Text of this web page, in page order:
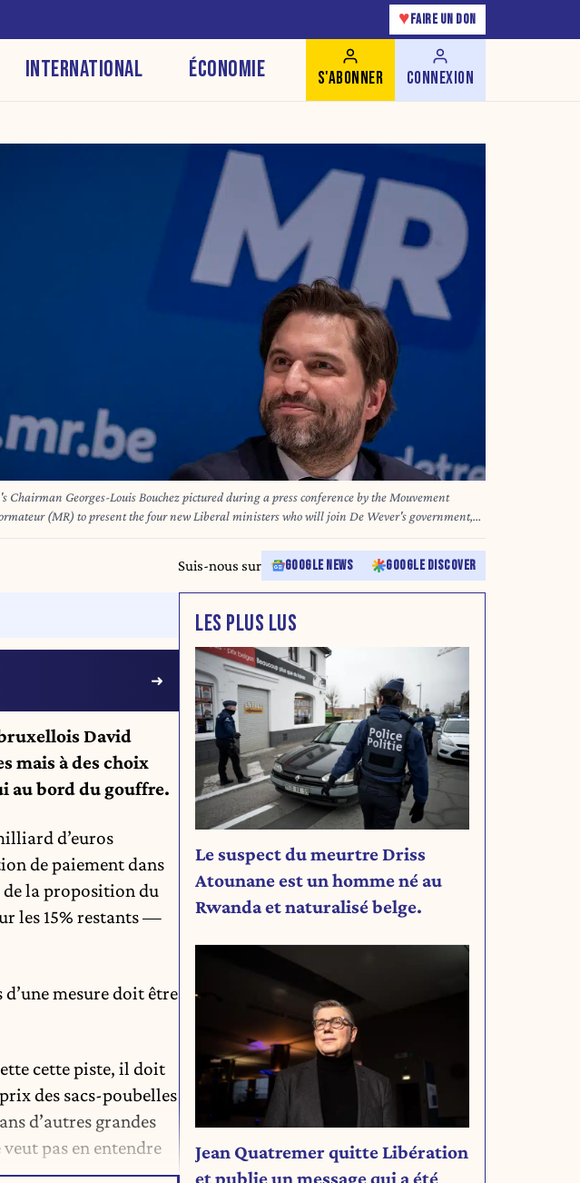
♥ FAIRE UN DON
INTERNATIONAL ÉCONOMIE S'ABONNER CONNEXION
Chairman Georges-Louis Bouchez pictured during a press conference by the Mouvement
(MR) to present the four new Liberal ministers who will join De Wever's government,
Monday 03 February 2025. Negotiators from the five parties that make up the Arizona
- the N-VA, MR, Engagés, Vooruit and CD&V - reached a government agreement on Friday
BELGA PHOTO NICOLAS MAETERLINCK
Suis-nous sur GOOGLE NEWS GOOGLE DISCOVER
David
mais à des choix
au bord du gouffre.
d’euros
de paiement dans
de la proposition du
les 15% restants —
mesure doit être
cette piste, il doit
des sacs-poubelles
d’autres grandes
pas en entendre
LES PLUS LUS
Le suspect du meurtre Driss
Atounane est un homme né au
Rwanda et naturalisé belge.
Jean Quatremer quitte Libération
et publie un message qui a été